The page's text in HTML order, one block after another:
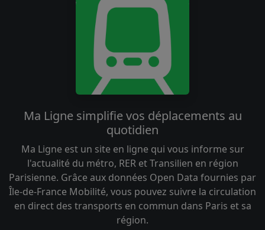
Ma Ligne simplifie vos déplacements au
quotidien
Ma Ligne est un site en ligne qui vous informe sur
l'actualité du métro, RER et Transilien en région
Parisienne. Grâce aux données Open Data fournies par
Île-de-France Mobilité, vous pouvez suivre la circulation
en direct des transports en commun dans Paris et sa
région.